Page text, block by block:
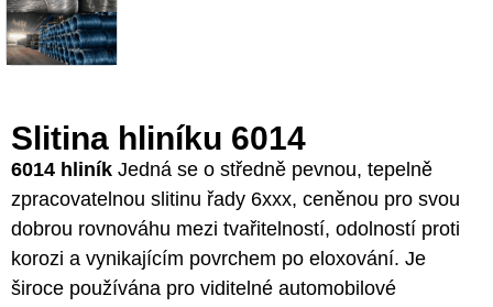
Slitina hliníku 6014
6014 hliník Jedná se o středně pevnou, tepelně
zpracovatelnou slitinu řady 6xxx, ceněnou pro svou
dobrou rovnováhu mezi tvařitelností, odolností proti
korozi a vynikajícím povrchem po eloxování. Je
široce používána pro viditelné automobilové